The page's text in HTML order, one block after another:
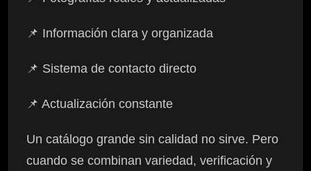
📌 Información clara y organizada
📌 Sistema de contacto directo
📌 Actualización constante
Un catálogo grande sin calidad no sirve. Pero
cuando se combinan variedad, verificación y